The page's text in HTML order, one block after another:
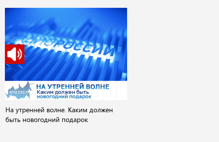
На утренней волне. Каким должен
быть новогодний подарок